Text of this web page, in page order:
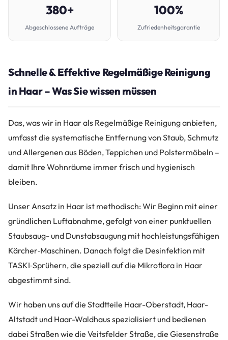
380+
Abgeschlossene Aufträge
100%
Zufriedenheitsgarantie
Schnelle & Effektive Regelmäßige Reinigung
in Haar – Was Sie wissen müssen
Das, was wir in Haar als Regelmäßige Reinigung anbieten,
umfasst die systematische Entfernung von Staub, Schmutz
und Allergenen aus Böden, Teppichen und Polstermöbeln –
damit Ihre Wohnräume immer frisch und hygienisch
bleiben.
Unser Ansatz in Haar ist methodisch: Wir Beginn mit einer
gründlichen Luftabnahme, gefolgt von einer punktuellen
Staubsaug- und Dunstabsaugung mit hochleistungsfähigen
Kärcher‑Maschinen. Danach folgt die Desinfektion mit
TASKI‑Sprühern, die speziell auf die Mikroflora in Haar
abgestimmt sind.
Wir haben uns auf die Stadtteile Haar-Oberstadt, Haar-
Altstadt und Haar-Waldhaus spezialisiert und bedienen
dabei Straßen wie die Veitsfelder Straße, die Giesenstraße